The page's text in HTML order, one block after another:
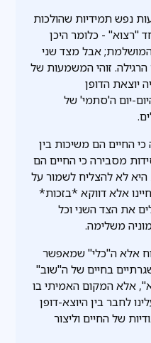
נפש תמידיות שהולכות
"רצוא" - כלומר היכן
המושלמת; אבל מצד שני
זוהי המשמעות של
יוצאת הדופן
יום ה'סתמי' של
כי החיים הם משיכות בין
מסבירה כי החיים הם
היא לא להצליח לשמור על
אלא דווקא *בזכות*
את הצד השני וכל
משלימה.
אלא ה"כלי" שמאפשר
בחיים של ה"שוב"
אלא המקום האמיתי בו
לחבר בין היוצא-דופן
של החיים וליצור